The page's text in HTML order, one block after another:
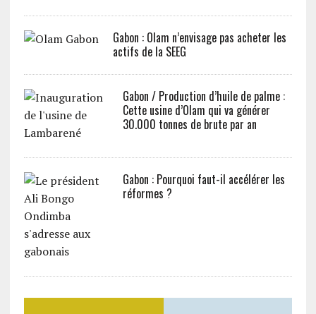
Gabon : Olam n’envisage pas acheter les
actifs de la SEEG
Gabon / Production d’huile de palme :
Cette usine d’Olam qui va générer
30.000 tonnes de brute par an
Gabon : Pourquoi faut-il accélérer les
réformes ?